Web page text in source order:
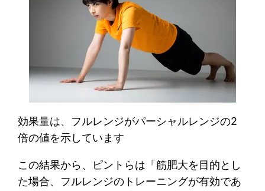
効果量は、フルレンジがパーシャルレンジの2
倍の値を示しています
この結果から、ピントらは「筋肥大を目的とし
た場合、フルレンジのトレーニングが有効であ